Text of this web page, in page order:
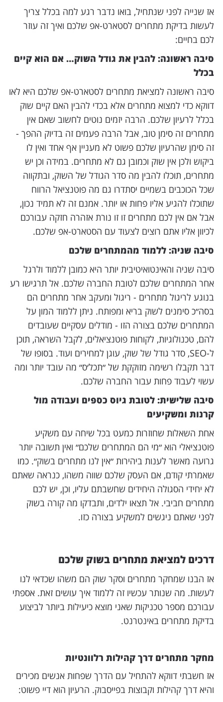
אז שנייה לפני שנתחיל, בואו נדבר רגע למה בכלל צריך
לעשות בדיקת מתחרים לסטארט-אפ שלכם ואיך זה עוזר
לכם בחיים:
סיבה ראשונה: להבין את גודל השוק… אם הוא קיים
בכלל
סיבה ראשונה למציאת מתחרים לסטארט-אפ שלכם היא לאו
דווקא כדי למצוא מתחרים אלא בכדי להבין האם קיים שוק
בכלל לרעיון שלכם. הרבה יזמים נוטים לחשוב שאם אין
מתחרים זה סימן טוב, אבל הרבה פעמים זה בדיוק ההפך -
זה סימן שהרעיון שלכם פשוט לא מעניין אף אחד ואין לו
ביקוש ולכן אין שוק וכמובן גם לא מתחרים. במידה וכן יש
מתחרים, תוכלו להבין מה סדר הגודל של השוק, ובתקווה
שכל הכוכבים בשמיים יסתדרו גם מה פוטנציאל הרווח
שתוכלו להגיע אליו פחות או יותר. אמנם זה לא תמיד נכון,
אבל אם אין לכם מתחרים זו זו נורת אזהרה חזקה עבורכם
לכיוון אליו אתם רוצים לצעוד עם הסטארט-אפ שלכם.
סיבה שניה: ללמוד מהמתחרים שלכם
סיבה שניה והאינטואיטיבית יותר היא כמובן ללמוד ולרגל
אחר המתחרים שלכם לטובת החברה שלכם. אל תרגישו רע
בנוגע לריגול מתחרים - ריגול ומעקב אחר מתחרים הם
בסה״כ סימנים לשוק בריא ומפותח. ניתן ללמוד המון על
המתחרים שלכם בצורה הזו - מודלים עסקיים שעובדים
להם, טכנולוגיות, לקוחות פוטנציאלים, לקבל השראה, תוכן
ל-SEO, סדר גודל של שוק, עוגן למחירים ועוד. בסופו של
דבר תקבלו רשימה מזוקקת של ״תכל׳ס״ מה עובד יותר ומה
עשוי לעבוד פחות עבור החברה שלכם.
סיבה שלישית: לטובת גיוס כספים ועבודה מול
קרנות ומשקיעים
אחת השאלות שחוזרות כמעט בכל שיחה עם משקיע
פוטנציאלי הוא ״מי הם המתחרים שלכם״ ואין תשובה יותר
גרועה מאשר לענות ביהירות ״אין לנו מתחרים בשוק״. כמו
שאמרתי קודם, אם העסק שלכם שווה משהו, כנראה שאתם
לא יחידי הסגולה היחידים שחשבתם עליו, וכן, יש לכם
מתחרים חביבי. אל תצאו ילדים, ותבדקו מה קורה בשוק
לפני שאתם ניגשים למשקיע בצורה כזו.
דרכים למציאת מתחרים בשוק שלכם
אז הבנו שמחקר מתחרים וסקר שוק הם משהו שכדאי לנו
לעשות. מה שנותר עכשיו זה ללמוד איך עושים זאת. אספתי
עבורכם מספר טכניקות שאני מוצא כיעילות ביותר לביצוע
בדיקת מתחרים באינטרנט.
מחקר מתחרים דרך קהילות רלוונטיות
אז חשבתי דווקא להתחיל עם הדרך שפחות אנשים מכירים
והיא דרך קהילות וקבוצות בפייסבוק. הרעיון הוא דיי פשוט: